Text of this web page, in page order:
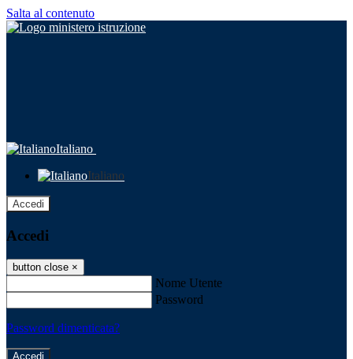
Salta al contenuto
Italiano
Italiano
Accedi
Accedi
button close ×
Nome Utente
Password
Password dimenticata?